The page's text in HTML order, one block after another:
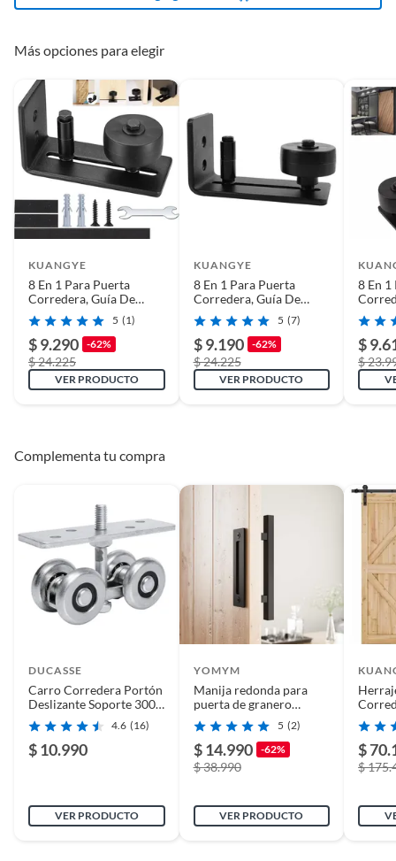
Más opciones para elegir
KUANGYE
8 En 1 Para Puerta
Corredera, Guía De
Suelo Para Puerta
5 (1)
$ 9.290 -62%
$ 24.225
VER PRODUCTO
KUANGYE
8 En 1 Para Puerta
Corredera, Guía De
Suelo Para Puerta
5 (7)
$ 9.190 -62%
$ 24.225
VER PRODUCTO
8 En 1
Suelo
$
$
Complementa tu compra
DUCASSE
Carro Corredera Portón
Deslizante Soporte 300
Kg Uso Riel U3004.6 (16)
$ 10.990
VER PRODUCTO
YOMYM
Manija redonda para
puerta de granero
americana - manija
cuadrada 046
5 (2)
$ 14.990 -62%
$ 38.990
VER PRODUCTO
$
$